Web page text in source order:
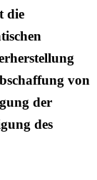
die
von
der
des